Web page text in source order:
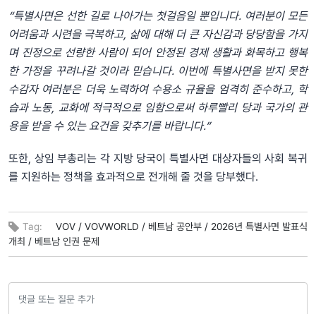
“특별사면은 선한 길로 나아가는 첫걸음일 뿐입니다. 여러분이 모든
어려움과 시련을 극복하고, 삶에 대해 더 큰 자신감과 당당함을 가지
며 진정으로 선량한 사람이 되어 안정된 경제 생활과 화목하고 행복
한 가정을 꾸려나갈 것이라 믿습니다. 이번에 특별사면을 받지 못한
수감자 여러분은 더욱 노력하여 수용소 규율을 엄격히 준수하고, 학
습과 노동, 교화에 적극적으로 임함으로써 하루빨리 당과 국가의 관
용을 받을 수 있는 요건을 갖추기를 바랍니다.”
또한, 상임 부총리는 각 지방 당국이 특별사면 대상자들의 사회 복귀
를 지원하는 정책을 효과적으로 전개해 줄 것을 당부했다.
Tag: VOV / VOVWORLD / 베트남 공안부 / 2026년 특별사면 발표식
개최 / 베트남 인권 문제